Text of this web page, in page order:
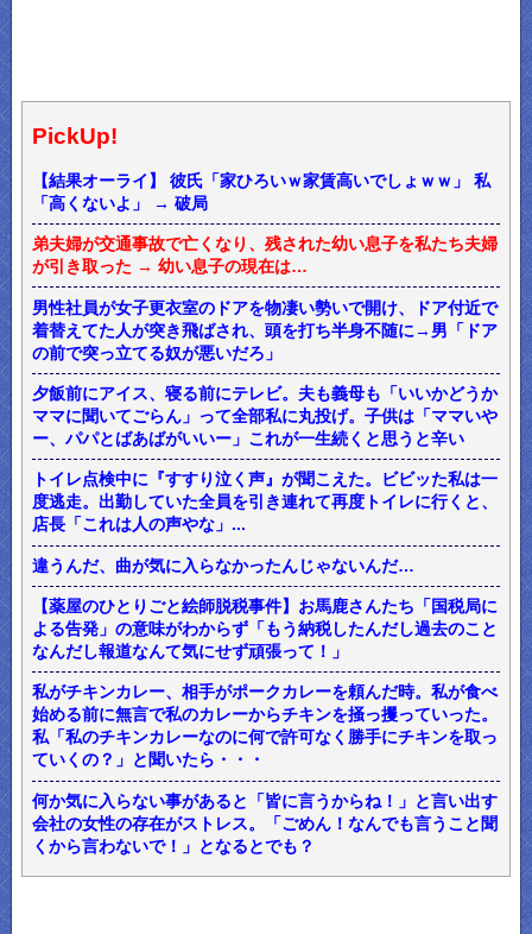
PickUp!
【結果オーライ】 彼氏「家ひろいｗ家賃高いでしょｗｗ」 私
「高くないよ」 → 破局
弟夫婦が交通事故で亡くなり、残された幼い息子を私たち夫婦
が引き取った → 幼い息子の現在は…
男性社員が女子更衣室のドアを物凄い勢いで開け、ドア付近で
着替えてた人が突き飛ばされ、頭を打ち半身不随に→男「ドア
の前で突っ立てる奴が悪いだろ」
夕飯前にアイス、寝る前にテレビ。夫も義母も「いいかどうか
ママに聞いてごらん」って全部私に丸投げ。子供は「ママいや
ー、パパとばあばがいいー」これが一生続くと思うと辛い
トイレ点検中に『すすり泣く声』が聞こえた。ビビッた私は一
度逃走。出勤していた全員を引き連れて再度トイレに行くと、
店長「これは人の声やな」...
違うんだ、曲が気に入らなかったんじゃないんだ…
【薬屋のひとりごと絵師脱税事件】お馬鹿さんたち「国税局に
よる告発」の意味がわからず「もう納税したんだし過去のこと
なんだし報道なんて気にせず頑張って！」
私がチキンカレー、相手がポークカレーを頼んだ時。私が食べ
始める前に無言で私のカレーからチキンを掻っ攫っていった。
私「私のチキンカレーなのに何で許可なく勝手にチキンを取っ
ていくの？」と聞いたら・・・
何か気に入らない事があると「皆に言うからね！」と言い出す
会社の女性の存在がストレス。「ごめん！なんでも言うこと聞
くから言わないで！」となるとでも？